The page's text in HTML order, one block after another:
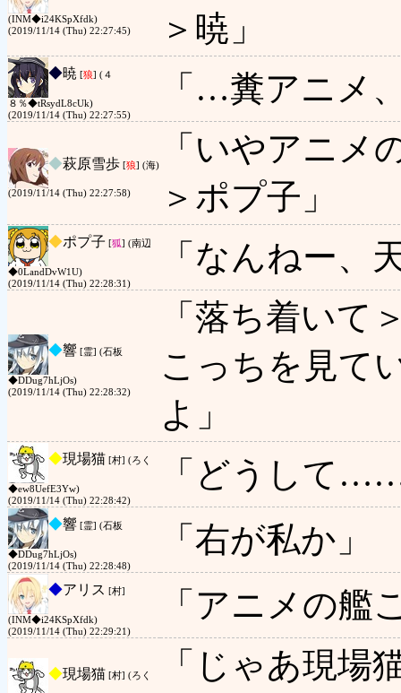
(INM◆i24KSpXfdk)
(2019/11/14 (Thu) 22:27:45)
＞暁」
◆暁 [狼] (４
８％◆tRsydL8cUk)
(2019/11/14 (Thu) 22:27:55)
「…糞アニメ
◆萩原雪歩 [狼] (海)
(2019/11/14 (Thu) 22:27:58)
「いやアニメ
＞ポプ子」
◆ポプ子 [狐] (南辺
◆0LandDvW1U)
(2019/11/14 (Thu) 22:28:31)
「なんねー
◆響 [霊] (石板
◆DDug7hLjOs)
(2019/11/14 (Thu) 22:28:32)
「落ち着いて
こっちを見て
よ」
◆現場猫 [村] (ろく
◆ew8UefE3Yw)
(2019/11/14 (Thu) 22:28:42)
「どうして
◆響 [霊] (石板
◆DDug7hLjOs)
(2019/11/14 (Thu) 22:28:48)
「右が私か」
◆アリス [村]
(INM◆i24KSpXfdk)
(2019/11/14 (Thu) 22:29:21)
「アニメの
◆現場猫 [村] (ろく
「じゃあ現場